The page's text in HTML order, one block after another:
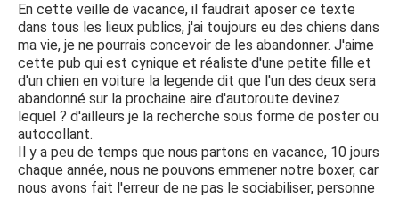
En cette veille de vacance, il faudrait aposer ce texte
dans tous les lieux publics, j'ai toujours eu des chiens dans
ma vie, je ne pourrais concevoir de les abandonner. J'aime
cette pub qui est cynique et réaliste d'une petite fille et
d'un chien en voiture la legende dit que l'un des deux sera
abandonné sur la prochaine aire d'autoroute devinez
lequel ? d'ailleurs je la recherche sous forme de poster ou
autocollant.
Il y a peu de temps que nous partons en vacance, 10 jours
chaque année, nous ne pouvons emmener notre boxer, car
nous avons fait l'erreur de ne pas le sociabiliser, personne